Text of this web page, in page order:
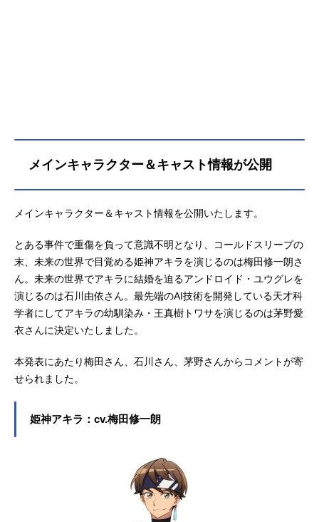
メインキャラクター＆キャスト情報が公開
メインキャラクター＆キャスト情報を公開いたします。
とある事件で重傷を負って意識不明となり、コールドスリープの
末、未来の世界で目覚める姫神アキラを演じるのは梅田修一朗さ
ん。未来の世界でアキラに結婚を迫るアンドロイド・ユウグレを
演じるのは石川由依さん。最先端のAI技術を開発している天才科
学者にしてアキラの幼馴染み・王真樹トワサを演じるのは茅野愛
衣さんに決定いたしました。
本発表にあたり梅田さん、石川さん、茅野さんからコメントが寄
せられました。
姫神アキラ：cv.梅田修一朗